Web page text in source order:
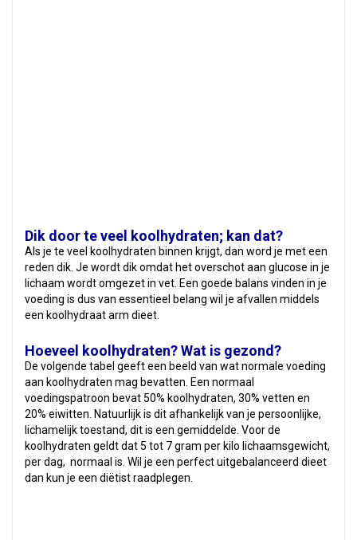
Dik door te veel koolhydraten; kan dat?
Als je te veel koolhydraten binnen krijgt, dan word je met een
reden dik. Je wordt dik omdat het overschot aan glucose in je
lichaam wordt omgezet in vet. Een goede balans vinden in je
voeding is dus van essentieel belang wil je afvallen middels
een koolhydraat arm dieet.
Hoeveel koolhydraten? Wat is gezond?
De volgende tabel geeft een beeld van wat normale voeding
aan koolhydraten mag bevatten. Een normaal
voedingspatroon bevat 50% koolhydraten, 30% vetten en
20% eiwitten. Natuurlijk is dit afhankelijk van je persoonlijke,
lichamelijk toestand, dit is een gemiddelde. Voor de
koolhydraten geldt dat 5 tot 7 gram per kilo lichaamsgewicht,
per dag, normaal is. Wil je een perfect uitgebalanceerd dieet
dan kun je een diëtist raadplegen.